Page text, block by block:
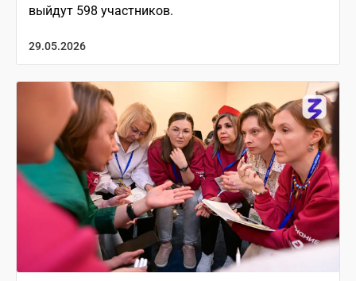
выйдут 598 участников.
29.05.2026